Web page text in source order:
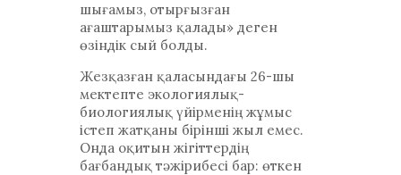
шығамыз, отырғызған
ағаштарымыз қалады» деген
өзіндік сый болды.
Жезқазған қаласындағы 26-шы
мектепте экологиялық-
биологиялық үйірменің жұмыс
істеп жатқаны бірінші жыл емес.
Онда оқитын жігіттердің
бағбандық тәжірибесі бар: өткен